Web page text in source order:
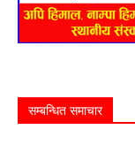
सम्बन्धित समाचार